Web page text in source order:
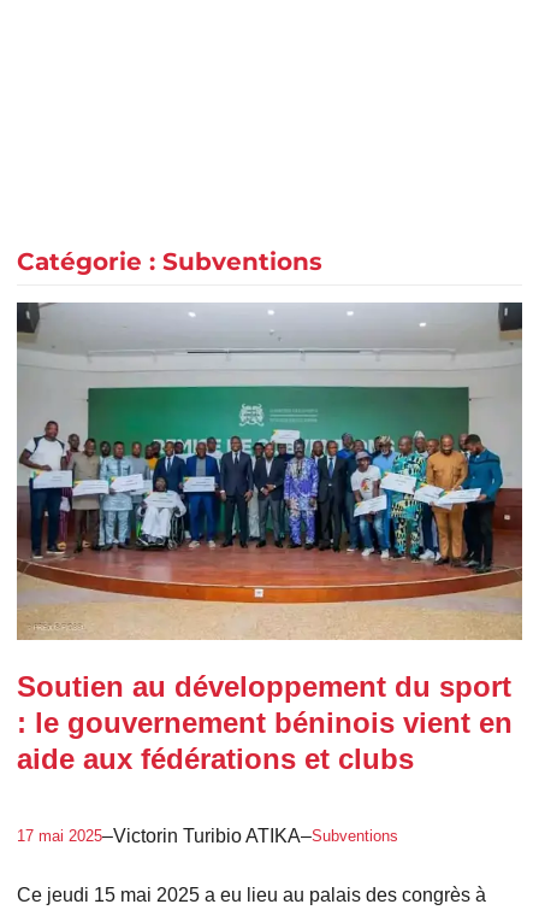
Catégorie : Subventions
Soutien au développement du sport
: le gouvernement béninois vient en
aide aux fédérations et clubs
17 mai 2025–Victorin Turibio ATIKA–Subventions
Ce jeudi 15 mai 2025 a eu lieu au palais des congrès à